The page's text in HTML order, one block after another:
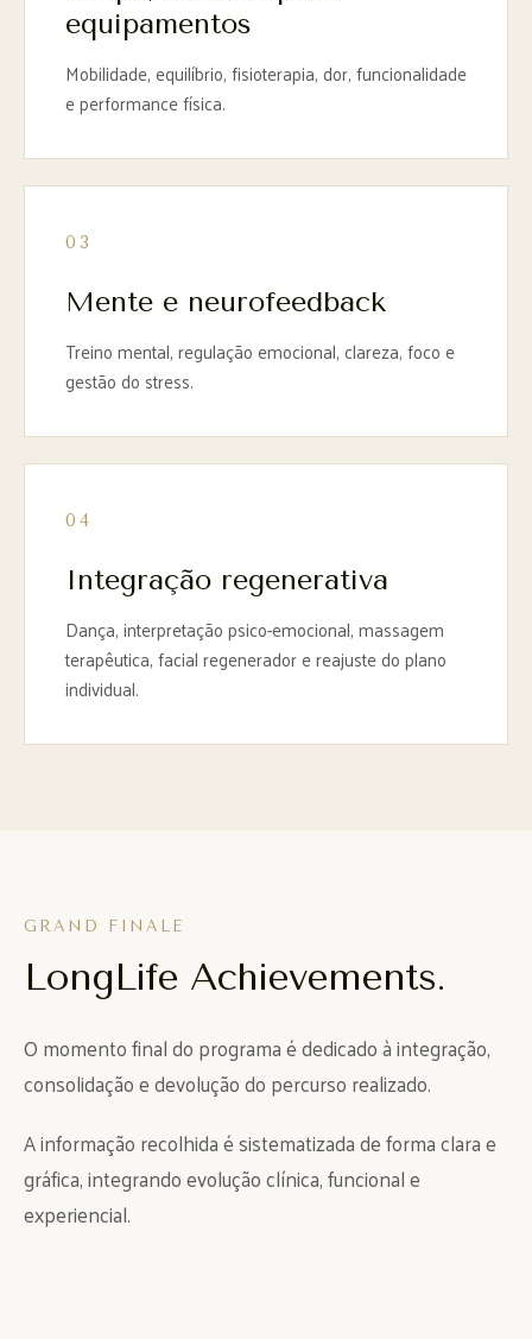
equipamentos
Mobilidade, equilíbrio, fisioterapia, dor, funcionalidade
e performance física.
03
Mente e neurofeedback
Treino mental, regulação emocional, clareza, foco e
gestão do stress.
04
Integração regenerativa
Dança, interpretação psico-emocional, massagem
terapêutica, facial regenerador e reajuste do plano
individual.
GRAND FINALE
LongLife Achievements.
O momento final do programa é dedicado à integração,
consolidação e devolução do percurso realizado.
A informação recolhida é sistematizada de forma clara e
gráfica, integrando evolução clínica, funcional e
experiencial.